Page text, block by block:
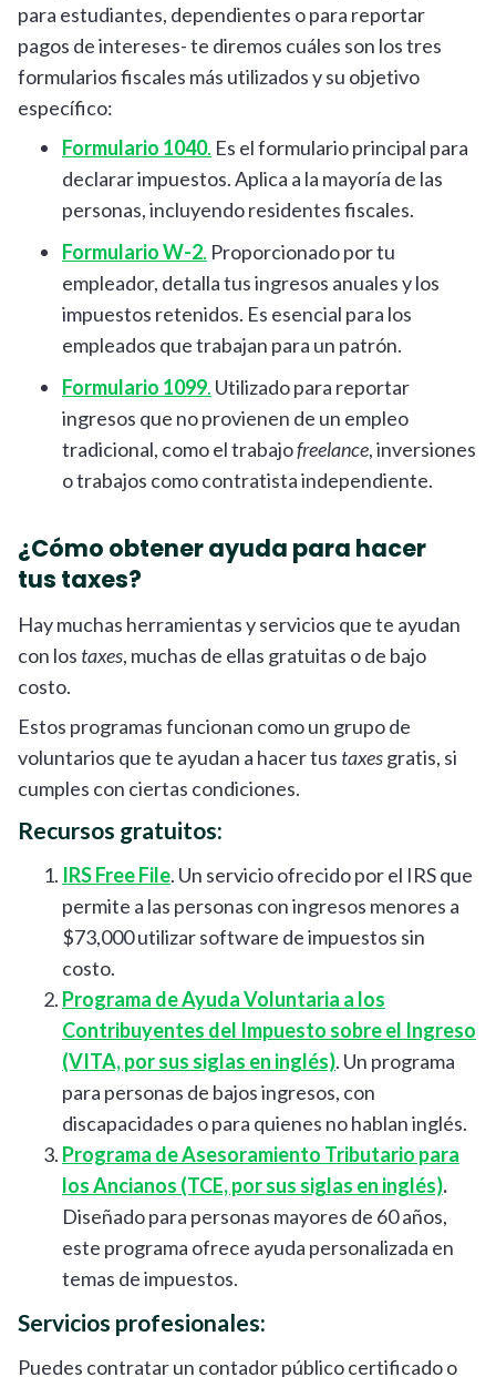
para estudiantes, dependientes o para reportar
pagos de intereses- te diremos cuáles son los tres
formularios fiscales más utilizados y su objetivo
específico:
Formulario 1040. Es el formulario principal para
declarar impuestos. Aplica a la mayoría de las
personas, incluyendo residentes fiscales.
Formulario W-2. Proporcionado por tu
empleador, detalla tus ingresos anuales y los
impuestos retenidos. Es esencial para los
empleados que trabajan para un patrón.
Formulario 1099. Utilizado para reportar
ingresos que no provienen de un empleo
tradicional, como el trabajofreelance, inversiones
o trabajos como contratista independiente.
¿Cómo obtener ayuda para hacer
tus taxes?
Hay muchas herramientas y servicios que te ayudan
con los taxes, muchas de ellas gratuitas o de bajo
costo.
Estos programas funcionan como un grupo de
voluntarios que te ayudan a hacer tus taxesgratis, si
cumples con ciertas condiciones.
Recursos gratuitos:
IRS Free File. Un servicio ofrecido por el IRS que
permite a las personas con ingresos menores a
$73,000 utilizar software de impuestos sin
costo.
Programa de Ayuda Voluntaria a los
Contribuyentes del Impuesto sobre el Ingreso
(VITA, por sus siglas en inglés). Un programa
para personas de bajos ingresos, con
discapacidades o para quienes no hablan inglés.
Programa de Asesoramiento Tributario para
los Ancianos (TCE, por sus siglas en inglés).
Diseñado para personas mayores de 60 años,
este programa ofrece ayuda personalizada en
temas de impuestos.
Servicios profesionales:
Puedes contratar un contador público certificado o